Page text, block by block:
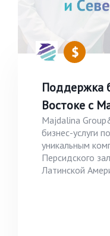
Поддержка
Востоке с
Majdalina
бизнес-услуги
уникальным
Персидского
Латинской